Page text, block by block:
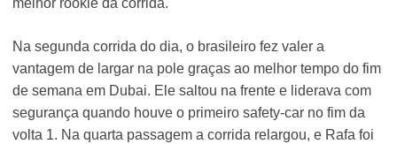
melhor rookie da corrida.
Na segunda corrida do dia, o brasileiro fez valer a
vantagem de largar na pole graças ao melhor tempo do fim
de semana em Dubai. Ele saltou na frente e liderava com
segurança quando houve o primeiro safety-car no fim da
volta 1. Na quarta passagem a corrida relargou, e Rafa foi